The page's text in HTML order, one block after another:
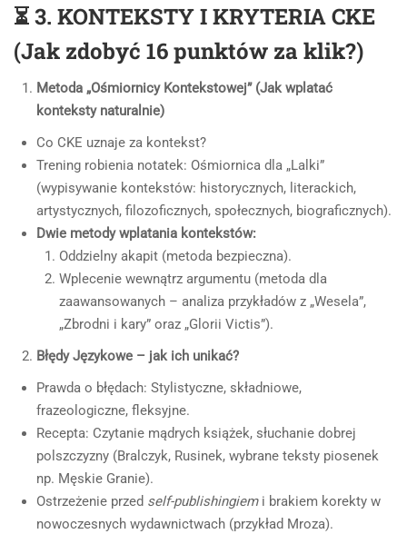
⏳ 3. KONTEKSTY I KRYTERIA CKE
(Jak zdobyć 16 punktów za klik?)
Metoda „Ośmiornicy Kontekstowej” (Jak wplatać
konteksty naturalnie)
Co CKE uznaje za kontekst?
Trening robienia notatek: Ośmiornica dla „Lalki”
(wypisywanie kontekstów: historycznych, literackich,
artystycznych, filozoficznych, społecznych, biograficznych).
Dwie metody wplatania kontekstów:
Oddzielny akapit (metoda bezpieczna).
Wplecenie wewnątrz argumentu (metoda dla
zaawansowanych – analiza przykładów z „Wesela”,
„Zbrodni i kary” oraz „Glorii Victis”).
Błędy Językowe – jak ich unikać?
Prawda o błędach: Stylistyczne, składniowe,
frazeologiczne, fleksyjne.
Recepta: Czytanie mądrych książek, słuchanie dobrej
polszczyzny (Bralczyk, Rusinek, wybrane teksty piosenek
np. Męskie Granie).
Ostrzeżenie przed self-publishingiemi brakiem korekty w
nowoczesnych wydawnictwach (przykład Mroza).